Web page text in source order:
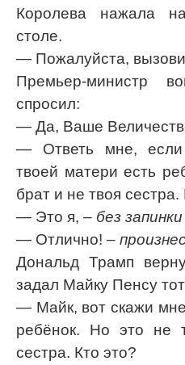
Королева нажала
столе.
— Пожалуйста,
Премьер-министр
спросил:
— Да, Ваше
— Ответь мне,
твоей матери есть
брат и не твоя сестра.
— Это я, – без
— Отлично! –
Дональд Трамп
задал Майку Пенсу
— Майк, вот скажи
ребёнок. Но это не
сестра. Кто это?